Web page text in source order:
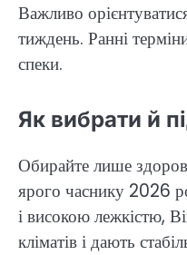
Важливо
тиждень. Ранні
спеки.
Як вибрати й
Обирайте лише
ярого часнику 2026
і високою лежкістю,
кліматів і дають